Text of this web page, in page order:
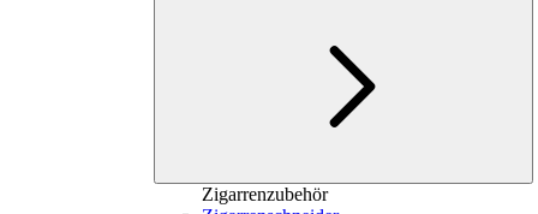
Zigarrenzubehör